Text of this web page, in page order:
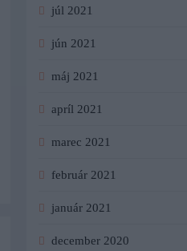
júl 2021
jún 2021
máj 2021
apríl 2021
marec 2021
február 2021
január 2021
december 2020